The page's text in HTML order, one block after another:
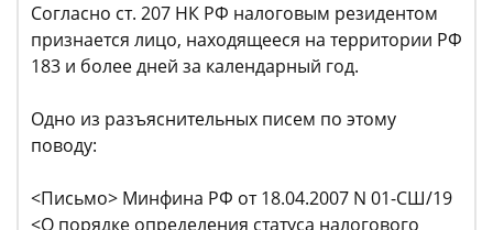
Согласно ст. 207 НК РФ налоговым резидентом
признается лицо, находящееся на территории РФ
183 и более дней за календарный год.
Одно из разъяснительных писем по этому
поводу:
<Письмо> Минфина РФ от 18.04.2007 N 01-СШ/19
<О порядке определения статуса налогового